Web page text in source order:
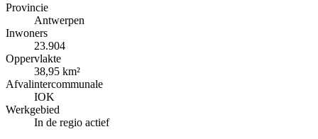
Provincie
Antwerpen
Inwoners
23.904
Oppervlakte
38,95 km²
Afvalintercommunale
IOK
Werkgebied
In de regio actief